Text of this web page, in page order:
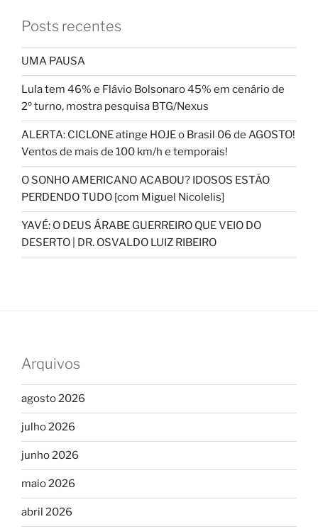
Posts recentes
UMA PAUSA
Lula tem 46% e Flávio Bolsonaro 45% em cenário de
2º turno, mostra pesquisa BTG/Nexus
ALERTA: CICLONE atinge HOJE o Brasil 06 de AGOSTO!
Ventos de mais de 100 km/h e temporais!
O SONHO AMERICANO ACABOU? IDOSOS ESTÃO
PERDENDO TUDO [com Miguel Nicolelis]
YAVÉ: O DEUS ÁRABE GUERREIRO QUE VEIO DO
DESERTO | DR. OSVALDO LUIZ RIBEIRO
Arquivos
agosto 2026
julho 2026
junho 2026
maio 2026
abril 2026